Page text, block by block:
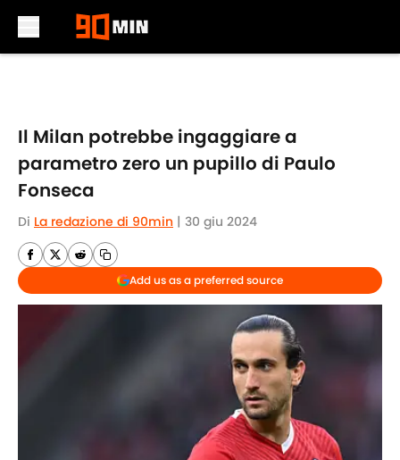
Il Milan potrebbe ingaggiare a
parametro zero un pupillo di Paulo
Fonseca
Di La redazione di 90min | 30 giu 2024
Add us as a preferred source